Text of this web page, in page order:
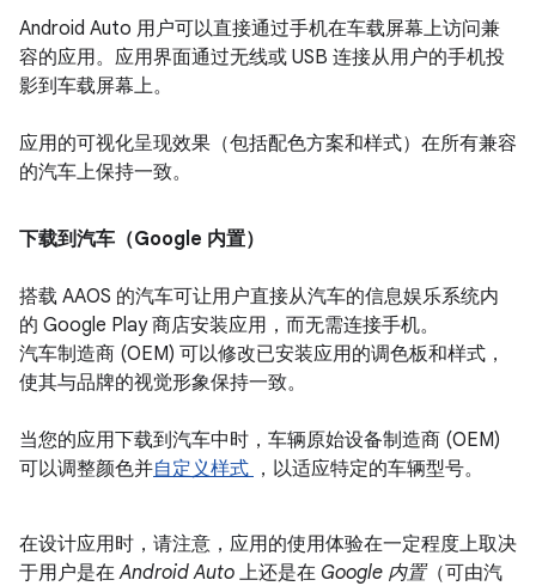
Android Auto 用户可以直接通过手机在车载屏幕上访问兼
容的应用。应用界面通过无线或 USB 连接从用户的手机投
影到车载屏幕上。
应用的可视化呈现效果（包括配色方案和样式）在所有兼容
的汽车上保持一致。
下载到汽车（Google 内置）
搭载 AAOS 的汽车可让用户直接从汽车的信息娱乐系统内
的 Google Play 商店安装应用，而无需连接手机。
汽车制造商 (OEM) 可以修改已安装应用的调色板和样式，
使其与品牌的视觉形象保持一致。
当您的应用下载到汽车中时，车辆原始设备制造商 (OEM)
可以调整颜色并自定义样式 ，以适应特定的车辆型号。
在设计应用时，请注意，应用的使用体验在一定程度上取决
于用户是在Android Auto 上还是在 Google 内置（可由汽